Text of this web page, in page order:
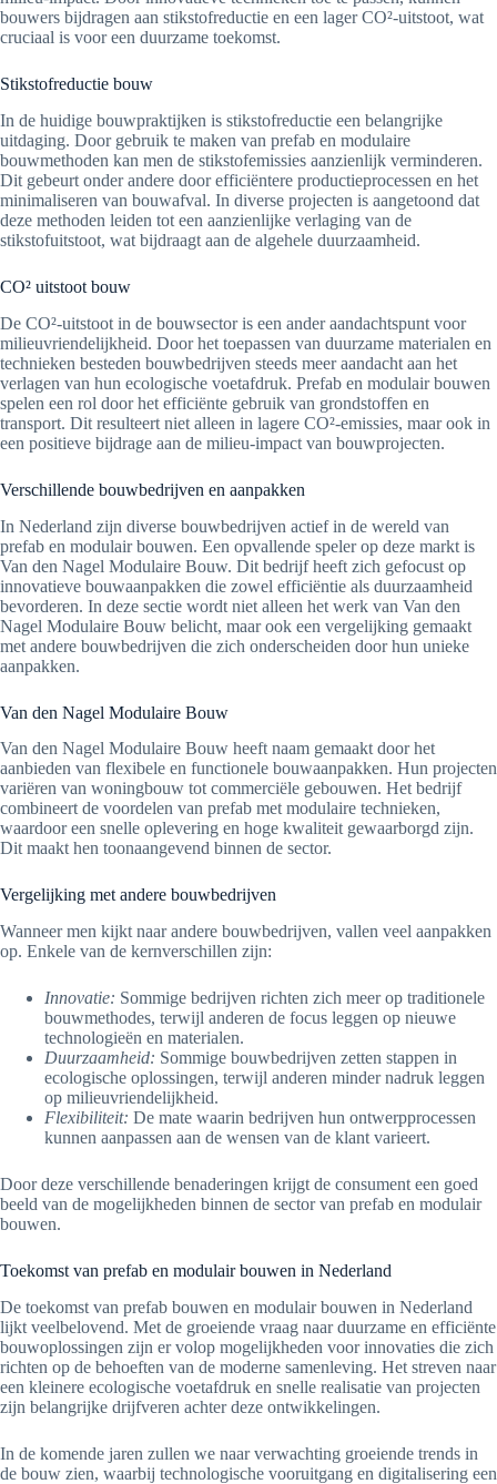
bouwers bijdragen aan stikstofreductie en een lager CO²-uitstoot, wat
cruciaal is voor een duurzame toekomst.
Stikstofreductie bouw
In de huidige bouwpraktijken is stikstofreductie een belangrijke
uitdaging. Door gebruik te maken van prefab en modulaire
bouwmethoden kan men de stikstofemissies aanzienlijk verminderen.
Dit gebeurt onder andere door efficiëntere productieprocessen en het
minimaliseren van bouwafval. In diverse projecten is aangetoond dat
deze methoden leiden tot een aanzienlijke verlaging van de
stikstofuitstoot, wat bijdraagt aan de algehele duurzaamheid.
CO² uitstoot bouw
De CO²-uitstoot in de bouwsector is een ander aandachtspunt voor
milieuvriendelijkheid. Door het toepassen van duurzame materialen en
technieken besteden bouwbedrijven steeds meer aandacht aan het
verlagen van hun ecologische voetafdruk. Prefab en modulair bouwen
spelen een rol door het efficiënte gebruik van grondstoffen en
transport. Dit resulteert niet alleen in lagere CO²-emissies, maar ook in
een positieve bijdrage aan de milieu-impact van bouwprojecten.
Verschillende bouwbedrijven en aanpakken
In Nederland zijn diverse bouwbedrijven actief in de wereld van
prefab en modulair bouwen. Een opvallende speler op deze markt is
Van den Nagel Modulaire Bouw. Dit bedrijf heeft zich gefocust op
innovatieve bouwaanpakken die zowel efficiëntie als duurzaamheid
bevorderen. In deze sectie wordt niet alleen het werk van Van den
Nagel Modulaire Bouw belicht, maar ook een vergelijking gemaakt
met andere bouwbedrijven die zich onderscheiden door hun unieke
aanpakken.
Van den Nagel Modulaire Bouw
Van den Nagel Modulaire Bouw heeft naam gemaakt door het
aanbieden van flexibele en functionele bouwaanpakken. Hun projecten
variëren van woningbouw tot commerciële gebouwen. Het bedrijf
combineert de voordelen van prefab met modulaire technieken,
waardoor een snelle oplevering en hoge kwaliteit gewaarborgd zijn.
Dit maakt hen toonaangevend binnen de sector.
Vergelijking met andere bouwbedrijven
Wanneer men kijkt naar andere bouwbedrijven, vallen veel aanpakken
op. Enkele van de kernverschillen zijn:
Innovatie: Sommige bedrijven richten zich meer op traditionele
bouwmethodes, terwijl anderen de focus leggen op nieuwe
technologieën en materialen.
Duurzaamheid: Sommige bouwbedrijven zetten stappen in
ecologische oplossingen, terwijl anderen minder nadruk leggen
op milieuvriendelijkheid.
Flexibiliteit: De mate waarin bedrijven hun ontwerpprocessen
kunnen aanpassen aan de wensen van de klant varieert.
Door deze verschillende benaderingen krijgt de consument een goed
beeld van de mogelijkheden binnen de sector van prefab en modulair
bouwen.
Toekomst van prefab en modulair bouwen in Nederland
De toekomst van prefab bouwen en modulair bouwen in Nederland
lijkt veelbelovend. Met de groeiende vraag naar duurzame en efficiënte
bouwoplossingen zijn er volop mogelijkheden voor innovaties die zich
richten op de behoeften van de moderne samenleving. Het streven naar
een kleinere ecologische voetafdruk en snelle realisatie van projecten
zijn belangrijke drijfveren achter deze ontwikkelingen.
In de komende jaren zullen we naar verwachting groeiende trends in
de bouw zien, waarbij technologische vooruitgang en digitalisering een